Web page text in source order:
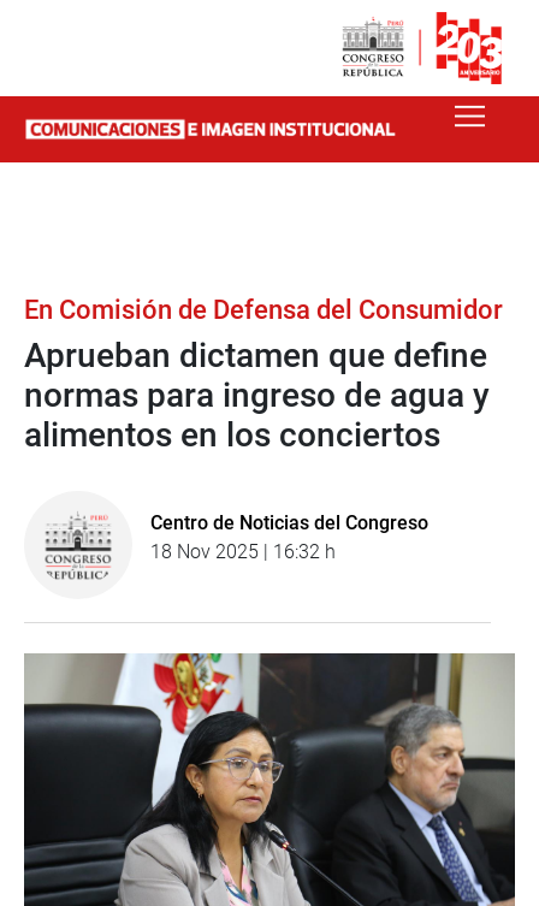
En Comisión de Defensa del Consumidor
Aprueban dictamen que define
normas para ingreso de agua y
alimentos en los conciertos
Centro de Noticias del Congreso
18 Nov 2025 | 16:32 h